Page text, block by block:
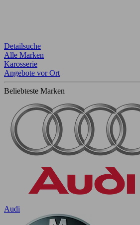
Detailsuche
Alle Marken
Karosserie
Angebote vor Ort
Beliebteste Marken
Audi